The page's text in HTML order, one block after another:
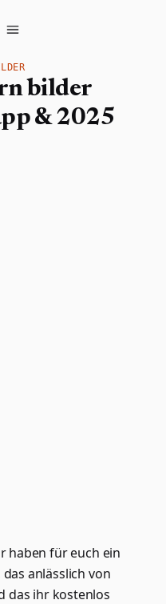
bilder
& 2025
haben für euch ein
anlässlich von
das ihr kostenlos